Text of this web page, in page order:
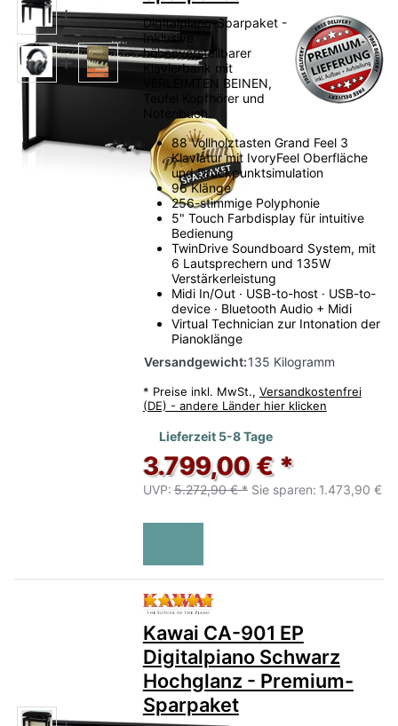
Digitalpiano-Sparpaket -
Inklusive
höhenverstellbarer
Klavierbank mit
VERLEIMTEN BEINEN,
Teufel Kopfhörer und
Notenbuch.
88 Vollholztasten Grand Feel 3
Klaviatur mit IvoryFeel Oberfläche
und Druckpunktsimulation
96 Klänge
256-stimmige Polyphonie
5" Touch Farbdisplay für intuitive
Bedienung
TwinDrive Soundboard System, mit
6 Lautsprechern und 135W
Verstärkerleistung
Midi In/Out · USB-to-host · USB-to-
device · Bluetooth Audio + Midi
Virtual Technician zur Intonation der
Pianoklänge
Versandgewicht:135 Kilogramm
* Preise inkl. MwSt., Versandkostenfrei
(DE) - andere Länder hier klicken
Lieferzeit 5-8 Tage
3.799,00 € *
UVP: 5.272,90 € * Sie sparen: 1.473,90 €
Bewertung: 5 von 5
Kawai CA-901 EP
Digitalpiano Schwarz
Hochglanz - Premium-
Sparpaket